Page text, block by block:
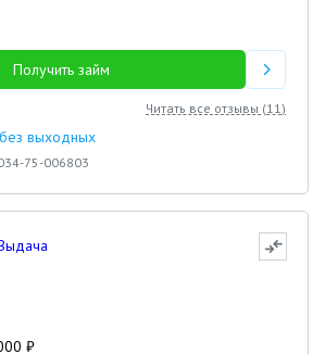
Получить займ
Читать все отзывы (11)
выходных
75-006803
₽